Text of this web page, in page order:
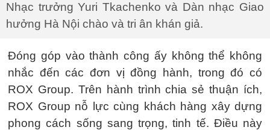
Nhạc trưởng Yuri Tkachenko và Dàn nhạc Giao
hưởng Hà Nội chào và tri ân khán giả.
Đóng góp vào thành công ấy không thể không
nhắc đến các đơn vị đồng hành, trong đó có
ROX Group. Trên hành trình chia sẻ thuận ích,
ROX Group nỗ lực cùng khách hàng xây dựng
phong cách sống sang trọng, tinh tế. Điều này